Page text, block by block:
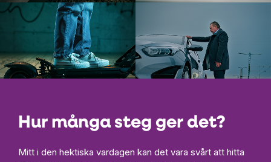
Hur många steg ger det?
Mitt i den hektiska vardagen kan det vara svårt att hitta